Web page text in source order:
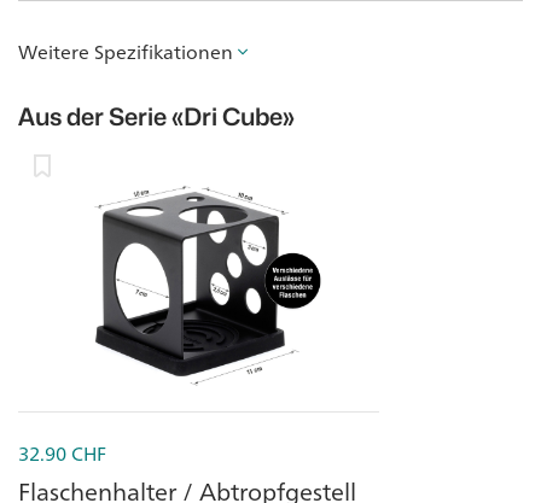
Weitere Spezifikationen
Aus der Serie«Dri Cube»
32.90CHF
Flaschenhalter / Abtropfgestell